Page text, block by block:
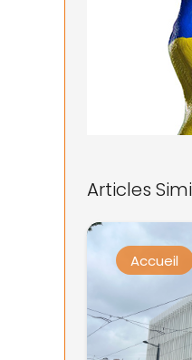
Articles
Accueil